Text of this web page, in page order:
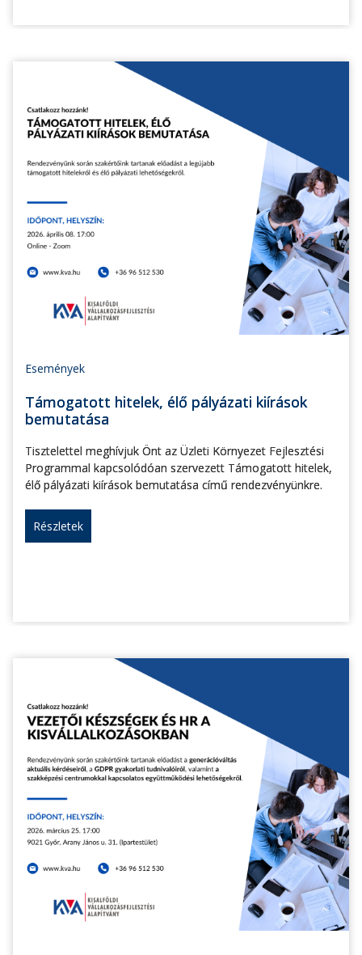
Események
Támogatott hitelek, élő pályázati kiírások
bemutatása
Tisztelettel meghívjuk Önt az Üzleti Környezet Fejlesztési
Programmal kapcsolódóan szervezett Támogatott hitelek,
élő pályázati kiírások bemutatása című rendezvényünkre.
Részletek